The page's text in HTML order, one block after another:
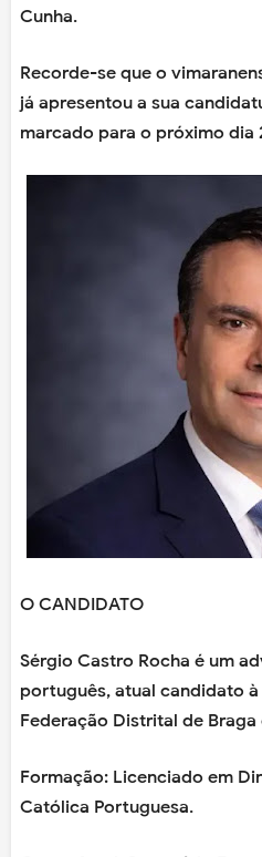
Cunha.
Recorde-se que o
já apresentou a sua
marcado para o próximo dia
O CANDIDATO
Sérgio Castro Rocha é um
português, atual candidato
Federação Distrital de
Formação: Licenciado em
Católica Portuguesa.